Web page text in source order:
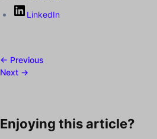
LinkedIn
← Previous
Next →
Enjoying this article?